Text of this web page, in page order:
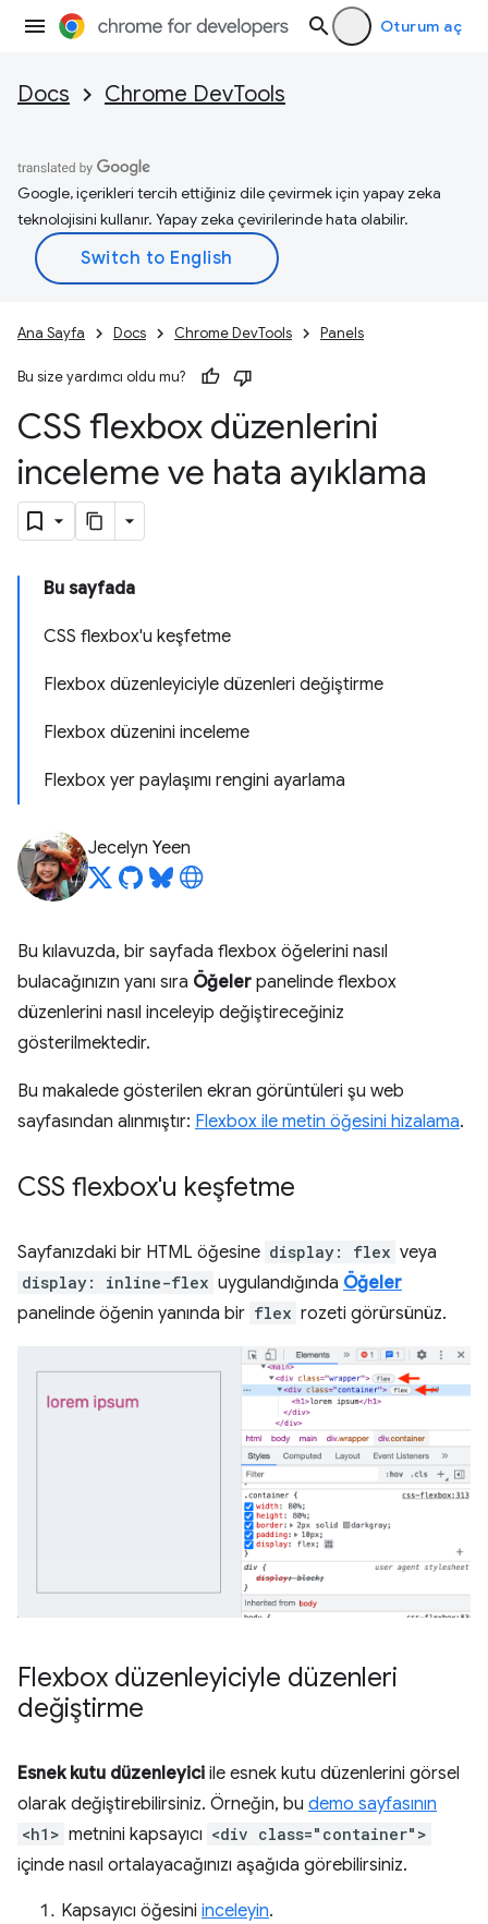
Oturum aç
Docs Chrome DevTools
Google, içerikleri tercih ettiğiniz dile çevirmek için yapay zeka
teknolojisini kullanır. Yapay zeka çevirilerinde hata olabilir.
Ana Sayfa Docs Chrome DevTools Panels
Bu size yardımcı oldu mu?
CSS flexbox düzenlerini
inceleme ve hata ayıklama
Bu sayfada
CSS flexbox'u keşfetme
Flexbox düzenleyiciyle düzenleri değiştirme
Flexbox düzenini inceleme
Flexbox yer paylaşımı rengini ayarlama
Jecelyn Yeen
Bu kılavuzda, bir sayfada flexbox öğelerini nasıl
bulacağınızın yanı sıra Öğeler panelinde flexbox
düzenlerini nasıl inceleyip değiştireceğiniz
gösterilmektedir.
Bu makalede gösterilen ekran görüntüleri şu web
sayfasından alınmıştır: Flexbox ile metin öğesini hizalama.
CSS flexbox'u keşfetme
Sayfanızdaki bir HTML öğesine display: flex veya
display: inline-flex uygulandığında Öğeler
panelinde öğenin yanında bir flex rozeti görürsünüz.
Flexbox düzenleyiciyle düzenleri
değiştirme
Esnek kutu düzenleyici ile esnek kutu düzenlerini görsel
olarak değiştirebilirsiniz. Örneğin, bu demo sayfasının
<h1> metnini kapsayıcı <div class="container">
içinde nasıl ortalayacağınızı aşağıda görebilirsiniz.
Kapsayıcı öğesini inceleyin.